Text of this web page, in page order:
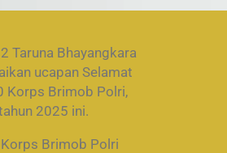
Taruna Bhayangkara
ucapan Selamat
Korps Brimob Polri,
2025 ini.
Brimob Polri